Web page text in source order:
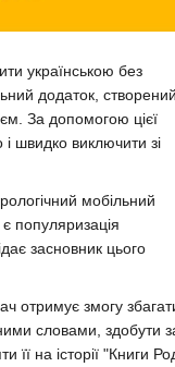
українською без
додаток,
За допомогою цієї
швидко виключити зі
мобільний
популяризація
засновник цього
отримує змогу
словами, здобути
її на історії "Книги